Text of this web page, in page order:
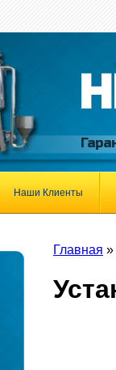
Наши Клиенты
Главная »